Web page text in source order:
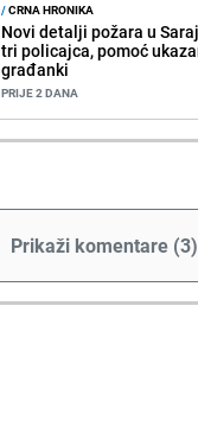
/CRNA HRONIKA
Novi detalji požara u
tri policajca, pomoć
građanki
PRIJE 2 DANA
Prikaži komentare (3)